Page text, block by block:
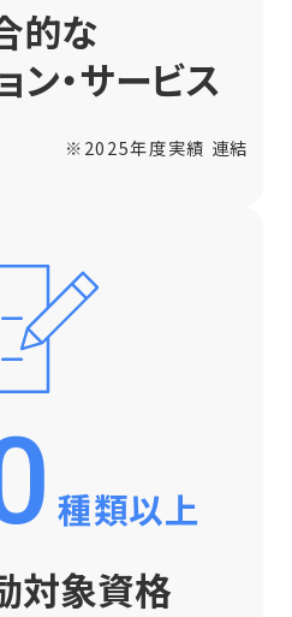
的な
ン・サービス
※2025年度実績 連結
種類以上
対象資格